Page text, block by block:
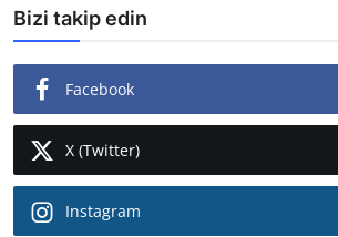
Bizi takip edin
Facebook
X (Twitter)
Instagram